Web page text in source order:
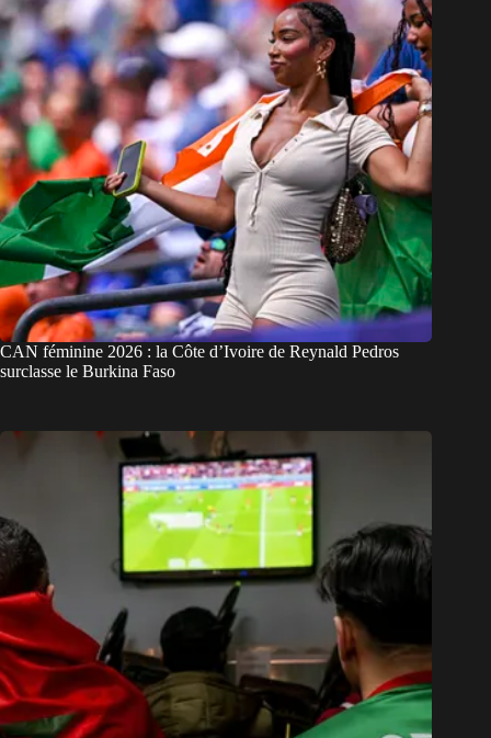
CAN féminine 2026 : la Côte d’Ivoire de Reynald Pedros
surclasse le Burkina Faso